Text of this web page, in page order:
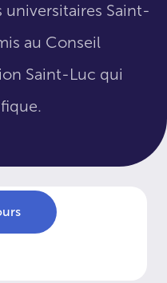
Saint-
au Conseil
Saint-Luc qui